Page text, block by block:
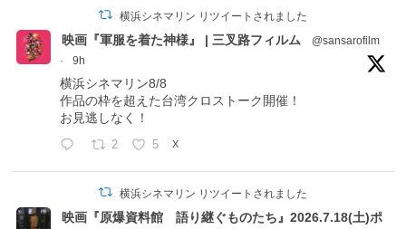
横浜シネマリン リツイートされました
映画『軍服を着た神様』 | 三叉路フィルム
@sansarofilm
·
9h
横浜シネマリン8/8
作品の枠を超えた台湾クロストーク開催！
お見逃しなく！
2 5 X
横浜シネマリン リツイートされました
映画『原爆資料館 語り継ぐものたち』2026.7.18(土)ポ